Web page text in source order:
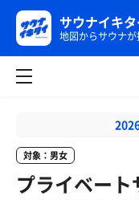
サウナイキ
地図からサウナが
対象：男女
プライベー